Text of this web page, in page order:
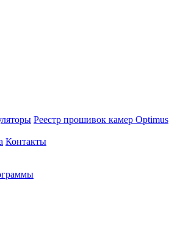
Реестр прошивок камер Optimus
Контакты